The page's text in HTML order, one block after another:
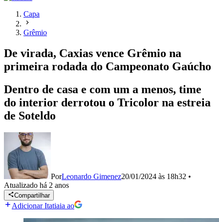
Capa
Grêmio
De virada, Caxias vence Grêmio na
primeira rodada do Campeonato Gaúcho
Dentro de casa e com um a menos, time
do interior derrotou o Tricolor na estreia
de Soteldo
PorLeonardo Gimenez20/01/2024 às 18h32 •
Atualizado há 2 anos
Compartilhar
Adicionar Itatiaia ao